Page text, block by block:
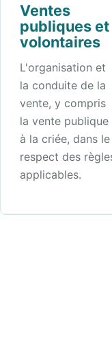
Ventes
publiques et
volontaires
L'organisation et
la conduite de la
vente, y compris
la vente publique
à la criée, dans le
respect des
applicables.